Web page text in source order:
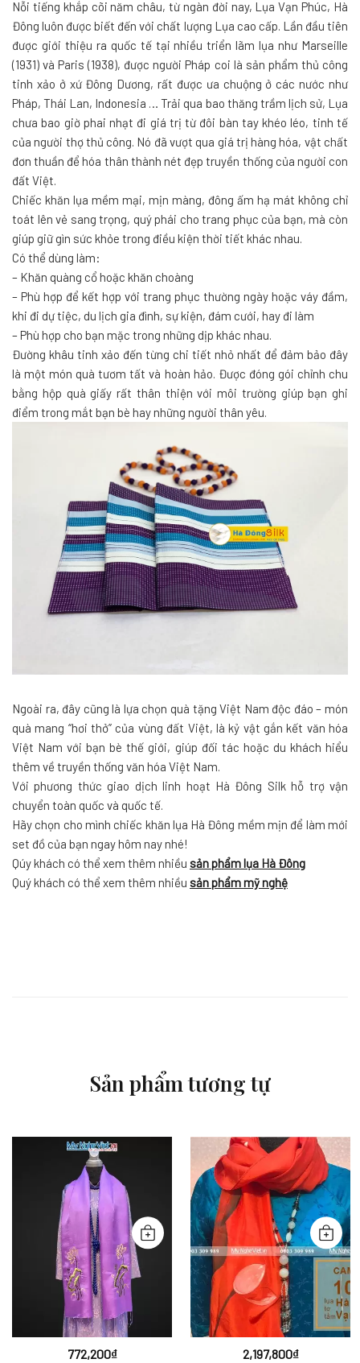
Nỗi tiếng khắp cõi năm châu, từ ngàn đời nay, Lụa Vạn Phúc, Hà
Đông luôn được biết đến với chất lượng Lụa cao cấp. Lần đầu tiên
được giới thiệu ra quốc tế tại nhiều triển lãm lụa như Marseille
(1931) và Paris (1938), được người Pháp coi là sản phẩm thủ công
tinh xảo ở xứ Đông Dương, rất được ưa chuộng ở các nước như
Pháp, Thái Lan, Indonesia … Trải qua bao thăng trầm lịch sử, Lụa
chưa bao giờ phai nhạt đi giá trị từ đôi bàn tay khéo léo, tinh tế
của người thợ thủ công. Nó đã vượt qua giá trị hàng hóa, vật chất
đơn thuần để hóa thân thành nét đẹp truyền thống của người con
đất Việt.
Chiếc khăn lụa mềm mại, mịn màng, đông ấm hạ mát không chỉ
toát lên vẻ sang trọng, quý phái cho trang phục của bạn, mà còn
giúp giữ gìn sức khỏe trong điều kiện thời tiết khác nhau.
Có thể dùng làm:
– Khăn quàng cổ hoặc khăn choàng
– Phù hợp để kết hợp với trang phục thường ngày hoặc váy đầm,
khi đi dự tiệc, du lịch gia đình, sự kiện, đám cưới, hay đi làm
– Phù hợp cho bạn mặc trong những dịp khác nhau.
Đường khâu tinh xảo đến từng chi tiết nhỏ nhất để đảm bảo đây
là một món quà tươm tất và hoàn hảo. Được đóng gói chỉnh chu
bằng hộp quà giấy rất thân thiện với môi trường giúp bạn ghi
điểm trong mắt bạn bè hay những người thân yêu.
Ngoài ra, đây cũng là lựa chọn quà tặng Việt Nam độc đáo – món
quà mang “hơi thở” của vùng đất Việt, là kỷ vật gắn kết văn hóa
Việt Nam với bạn bè thế giới, giúp đối tác hoặc du khách hiểu
thêm về truyền thống văn hóa Việt Nam.
Với phương thức giao dịch linh hoạt Hà Đông Silk hỗ trợ vận
chuyển toàn quốc và quốc tế.
Hãy chọn cho mình chiếc khăn lụa Hà Đông mềm mịn để làm mới
set đồ của bạn ngay hôm nay nhé!
Qúy khách có thể xem thêm nhiều sản phẩm lụa Hà Đông
Quý khách có thể xem thêm nhiều sản phẩm mỹ nghệ
Sản phẩm tương tự
772,200₫ 2,197,800₫